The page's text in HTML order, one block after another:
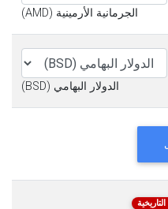
الجرمانية الأرمينية (AMD)
الدولار البهامي (BSD)